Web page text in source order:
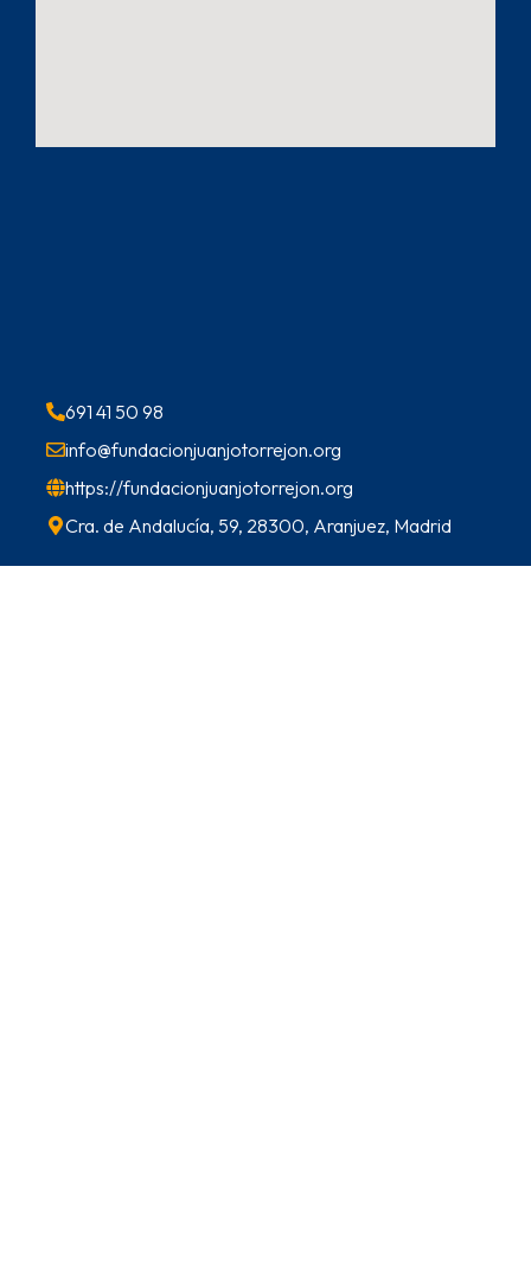
691 41 50 98
info@fundacionjuanjotorrejon.org
https://fundacionjuanjotorrejon.org
Cra. de Andalucía, 59, 28300, Aranjuez, Madrid